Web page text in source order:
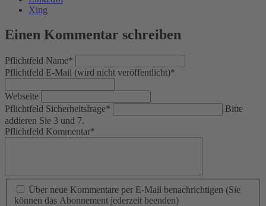
Xing
Einen Kommentar schreiben
Pflichtfeld Name*
Pflichtfeld E-Mail (wird nicht veröffentlicht)*
Webseite
Pflichtfeld Sicherheitsfrage*
Bitte
addieren Sie 3 und 7.
Pflichtfeld Kommentar*
Über neue Kommentare per E-Mail benachrichtigen (Sie
können das Abonnement jederzeit beenden)